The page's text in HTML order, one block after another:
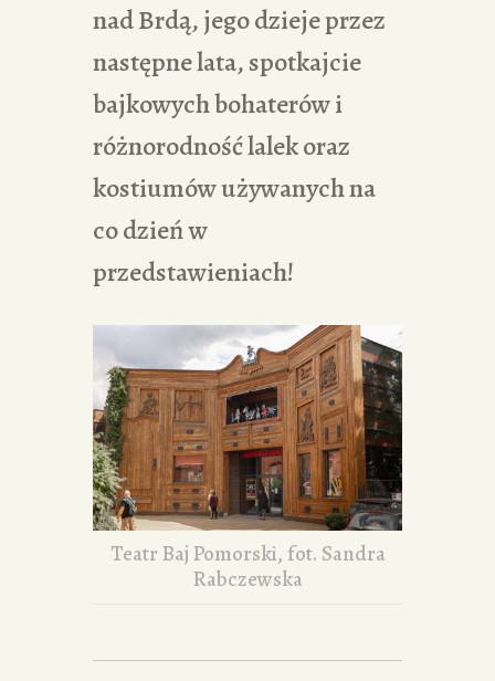
nad Brdą, jego dzieje przez
następne lata, spotkajcie
bajkowych bohaterów i
różnorodność lalek oraz
kostiumów używanych na
co dzień w
przedstawieniach!
Teatr Baj Pomorski, fot. Sandra
Rabczewska